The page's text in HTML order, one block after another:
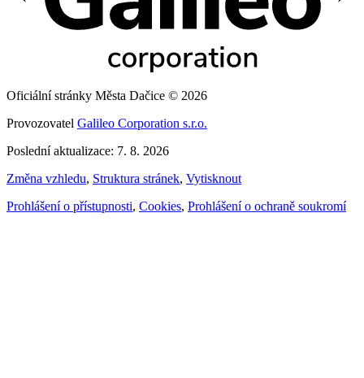
Oficiální stránky Města Dačice © 2026
Provozovatel Galileo Corporation s.r.o.
Poslední aktualizace: 7. 8. 2026
Změna vzhledu, Struktura stránek, Vytisknout
Prohlášení o přístupnosti, Cookies, Prohlášení o ochraně soukromí